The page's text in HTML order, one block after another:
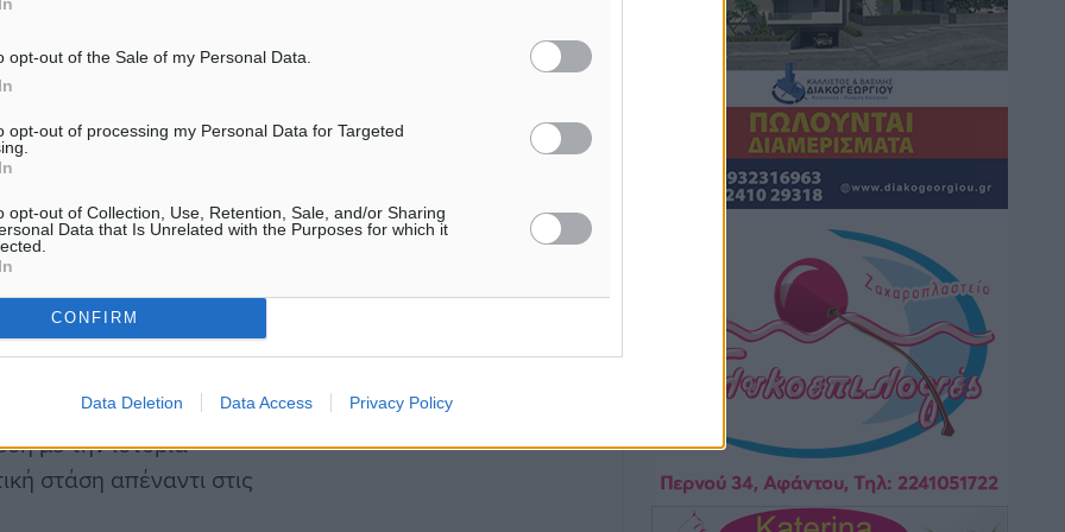
opt-out of the Sale of my Personal Data.
opt-out of processing my Personal Data for Targeted
opt-out of Collection, Use, Retention, Sale, and/or Sharing
Data that Is Unrelated with the Purposes for which it
CONFIRM
Data Deletion Data Access Privacy Policy
κριτική σκέψη
συχνά ως μέσο
του κόσμου. Η
δεν βρίσκονται στο
συμβαίνει σε άλλες
η ελληνική κοινωνία
εικόνα του
Αντί να
με την ιστορία
στάση απέναντι στις
Τσαμπίκα Διαμαντή: Η Ρόδος δεν
μπορεί να σχεδιάζει το μέλλον της
μέσα στην αβεβαιότητα
Συνεντεύξεις πριν 1 ώρα
Η υπογεννητικότητα βάζει λουκέτο σε
11 σχολεία Πρωτοβάθμιας στα
πριν 1 ώρα
Κ. Σπανός: Παρά την αυξημένη
τουριστική κίνηση, η αγορά της Ρόδου
κινείται κάτω από τις προσδοκίες
Ρεπορτάζ•
Ο λαγοκέφαλος βρήκε επιτέλους τιμή,
μένει να βρεθεί και σχέδιο